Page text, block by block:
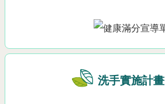
洗手實施計畫